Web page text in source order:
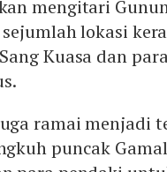
mengitari
lokasi
Kuasa dan
ramai menjadi
puncak